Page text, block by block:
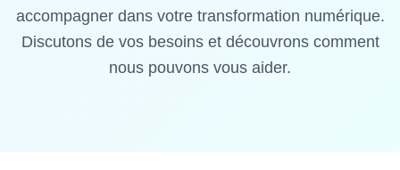
accompagner dans votre transformation numérique.
Discutons de vos besoins et découvrons comment
nous pouvons vous aider.